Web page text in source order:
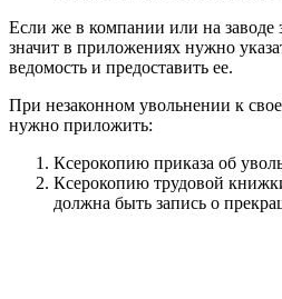
Если же в компании или на заводе
значит в приложениях нужно
ведомость и предоставить ее.
При незаконном увольнении к
нужно приложить:
Ксерокопию приказа об
Ксерокопию трудовой
должна быть запись о